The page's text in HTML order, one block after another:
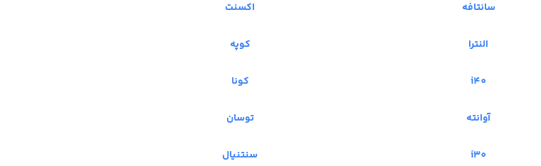
سانتافه اکسنت
النترا کوپه
i40 کونا
آوانته توسان
i30 سنتنیال